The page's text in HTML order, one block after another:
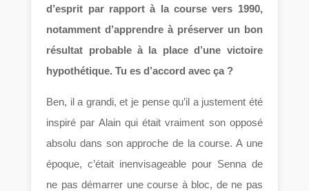
d’esprit par rapport à la course vers 1990,
notamment d’apprendre à préserver un bon
résultat probable à la place d’une victoire
hypothétique. Tu es d’accord avec ça ?
Ben, il a grandi, et je pense qu’il a justement été
inspiré par Alain qui était vraiment son opposé
absolu dans son approche de la course. A une
époque, c’était inenvisageable pour Senna de
ne pas démarrer une course à bloc, de ne pas